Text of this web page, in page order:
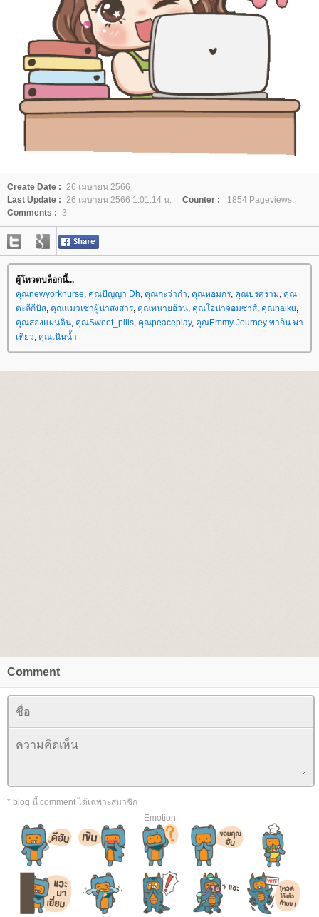
Create Date :
26 เมษายน 2566
Last Update :
26 เมษายน 2566 1:01:14 น. Counter :
1854 Pageviews.
Comments : 3
ผู้โหวตบล็อกนี้...
คุณnewyorknurse คุณปัญญา Dh คุณกะว่าก๋า คุณหอมกร คุณปรศุราม คุณ
ตะลีกีปัส คุณแมวเซาผู้น่าสงสาร คุณทนายอ้วน คุณโอน่าจอมซ่าส์ คุณhaiku
คุณสองแผ่นดิน คุณSweet_pills คุณpeaceplay, คุณEmmy Journey พากิน พา
เที่ยว คุณเนินน้ำ
Comment
* blog นี้ comment ได้เฉพาะสมาชิก
Emotion